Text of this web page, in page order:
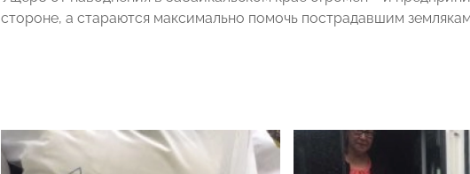
стороне, а стараются максимально помочь пострадавшим